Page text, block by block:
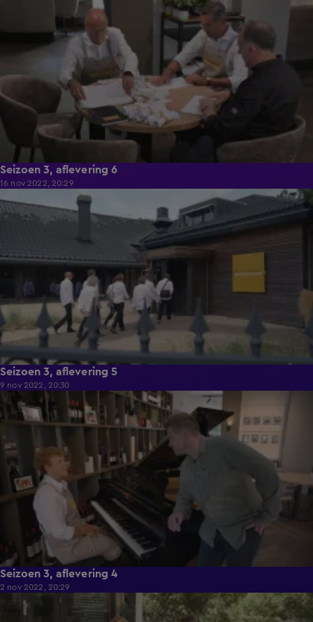
Seizoen 3, aflevering 6
16 nov 2022, 20:29
40:28
Seizoen 3, aflevering 5
9 nov 2022, 20:30
41:46
Seizoen 3, aflevering 4
2 nov 2022, 20:29
41:40